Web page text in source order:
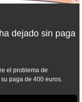
dejado sin paga
el problema de
paga de 400 euros.